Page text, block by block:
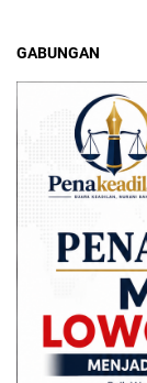
GABUNGAN